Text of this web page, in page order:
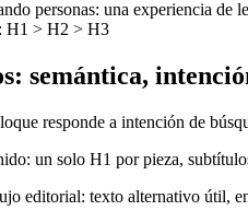
personas: una experiencia de
H1 > H2 > H3
semántica,
responde a intención de
un solo H1 por pieza,
editorial: texto alternativo útil,